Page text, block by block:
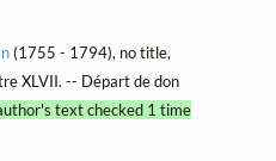
(1755 - 1794), no title,
XLVII. -- Départ de don
text checked 1 time